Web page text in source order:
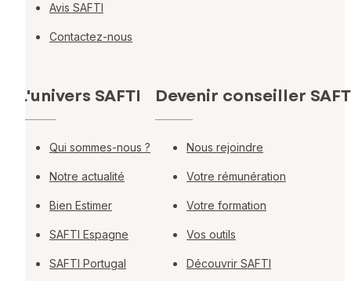
Avis SAFTI
Contactez-nous
L'univers SAFTI
Qui sommes-nous ?
Notre actualité
Bien Estimer
SAFTI Espagne
SAFTI Portugal
Devenir conseiller
Nous rejoindre
Votre rémunération
Votre formation
Vos outils
Découvrir SAFTI